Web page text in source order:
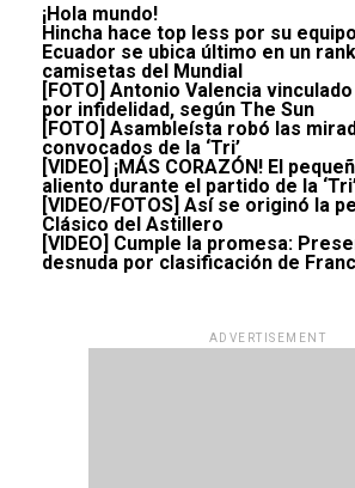
¡Hola mundo!
Hincha hace top less por su equipo
Ecuador se ubica último en un
camisetas del Mundial
[FOTO] Antonio Valencia
por infidelidad, según The Sun
[FOTO] Asambleísta robó las
convocados de la ‘Tri’
[VIDEO] ¡MÁS CORAZÓN! El
aliento durante el partido de la
[VIDEO/FOTOS] Así se originó la
Clásico del Astillero
[VIDEO] Cumple la promesa:
desnuda por clasificación de
ADVERTISEMENT